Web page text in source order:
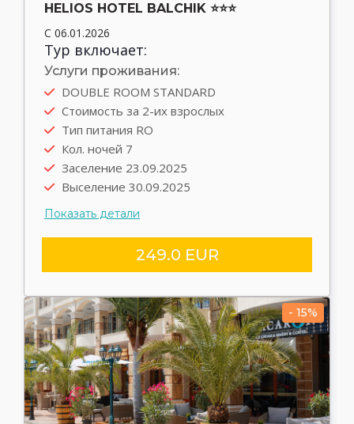
HELIOS HOTEL BALCHIK ⭐⭐⭐
С 06.01.2026
Тур включает:
Услуги проживания:
DOUBLE ROOM STANDARD
Стоимость за 2-их взрослых
Тип питания RO
Кол. ночей 7
Заселение 23.09.2025
Выселение 30.09.2025
Показать детали
Выезд туда 22.09.2025
249.0 EUR
- 15%